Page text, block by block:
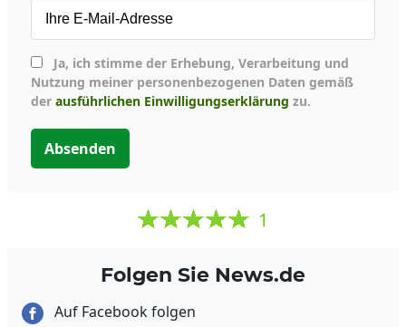
Nutzung meiner personenbezogenen Daten gemäß
der ausführlichen Einwilligungserklärung zu.
Absenden
1
Folgen Sie News.de
Auf Facebook folgen